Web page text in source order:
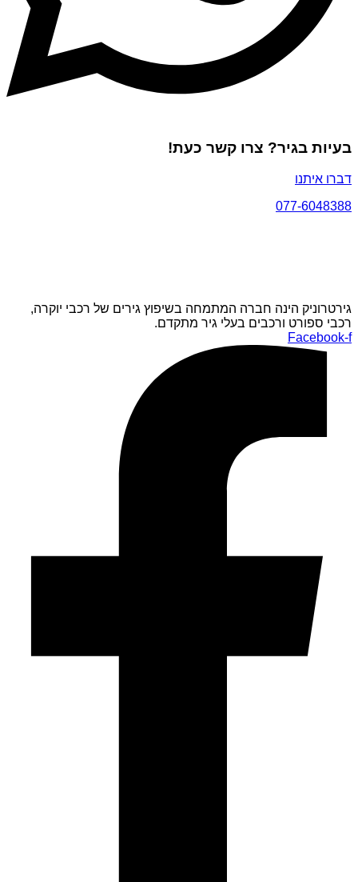
בעיות בגיר? צרו קשר כעת!
דברו איתנו
077-6048388
גירטרוניק הינה חברה המתמחה בשיפוץ גירים של רכבי יוקרה,
רכבי ספורט ורכבים בעלי גיר מתקדם.
Facebook-f